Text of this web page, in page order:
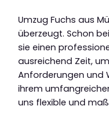
Umzug Fuchs aus
überzeugt. Schon
sie einen
ausreichend Zeit,
Anforderungen und
ihrem
uns flexible und